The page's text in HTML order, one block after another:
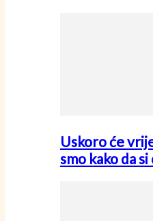
Uskoro će
smo kako da